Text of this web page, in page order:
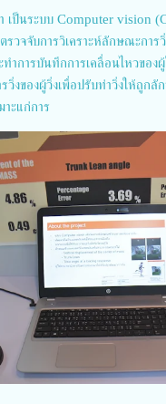
า เป็นระบบ Computer vision
รวจจับการวิเคราะห์ลักษณะการ
ำการบันทึกการเคลื่อนไหวของผู้
งของผู้วิ่งเพื่อปรับท่าวิ่งให้ถูกลั
าะแก่การ